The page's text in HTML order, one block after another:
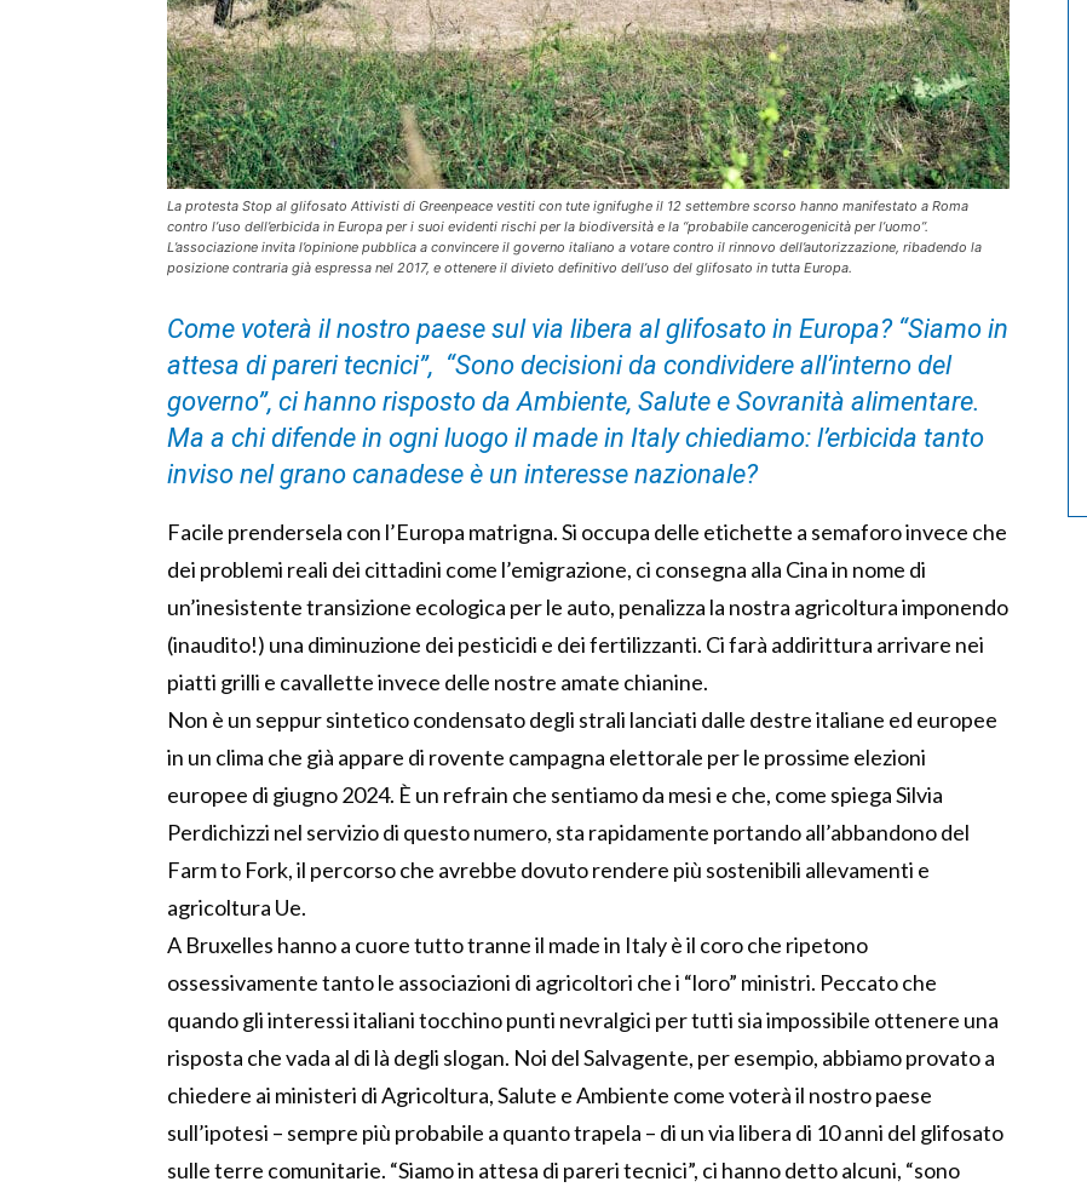
La protesta Stop al glifosato Attivisti di Greenpeace vestiti con tute ignifughe il 12 settembre scorso hanno manifestato a Roma
contro l’uso dell’erbicida in Europa per i suoi evidenti rischi per la biodiversità e la “probabile cancerogenicità per l’uomo”.
L’associazione invita l’opinione pubblica a convincere il governo italiano a votare contro il rinnovo dell’autorizzazione, ribadendo la
posizione contraria già espressa nel 2017, e ottenere il divieto definitivo dell’uso del glifosato in tutta Europa.
Come voterà il nostro paese sul via libera al glifosato in Europa? “Siamo in
attesa di pareri tecnici”, “Sono decisioni da condividere all’interno del
governo”, ci hanno risposto da Ambiente, Salute e Sovranità alimentare.
Ma a chi difende in ogni luogo il made in Italy chiediamo: l’erbicida tanto
inviso nel grano canadese è un interesse nazionale?
Facile prendersela con l’Europa matrigna. Si occupa delle etichette a semaforo invece che
dei problemi reali dei cittadini come l’emigrazione, ci consegna alla Cina in nome di
un’inesistente transizione ecologica per le auto, penalizza la nostra agricoltura imponendo
(inaudito!) una diminuzione dei pesticidi e dei fertilizzanti. Ci farà addirittura arrivare nei
piatti grilli e cavallette invece delle nostre amate chianine.
Non è un seppur sintetico condensato degli strali lanciati dalle destre italiane ed europee
in un clima che già appare di rovente campagna elettorale per le prossime elezioni
europee di giugno 2024. È un refrain che sentiamo da mesi e che, come spiega Silvia
Perdichizzi nel servizio di questo numero, sta rapidamente portando all’abbandono del
Farm to Fork, il percorso che avrebbe dovuto rendere più sostenibili allevamenti e
agricoltura Ue.
A Bruxelles hanno a cuore tutto tranne il made in Italy è il coro che ripetono
ossessivamente tanto le associazioni di agricoltori che i “loro” ministri. Peccato che
quando gli interessi italiani tocchino punti nevralgici per tutti sia impossibile ottenere una
risposta che vada al di là degli slogan. Noi del Salvagente, per esempio, abbiamo provato a
chiedere ai ministeri di Agricoltura, Salute e Ambiente come voterà il nostro paese
sull’ipotesi – sempre più probabile a quanto trapela – di un via libera di 10 anni del glifosato
sulle terre comunitarie. “Siamo in attesa di pareri tecnici”, ci hanno detto alcuni, “sono